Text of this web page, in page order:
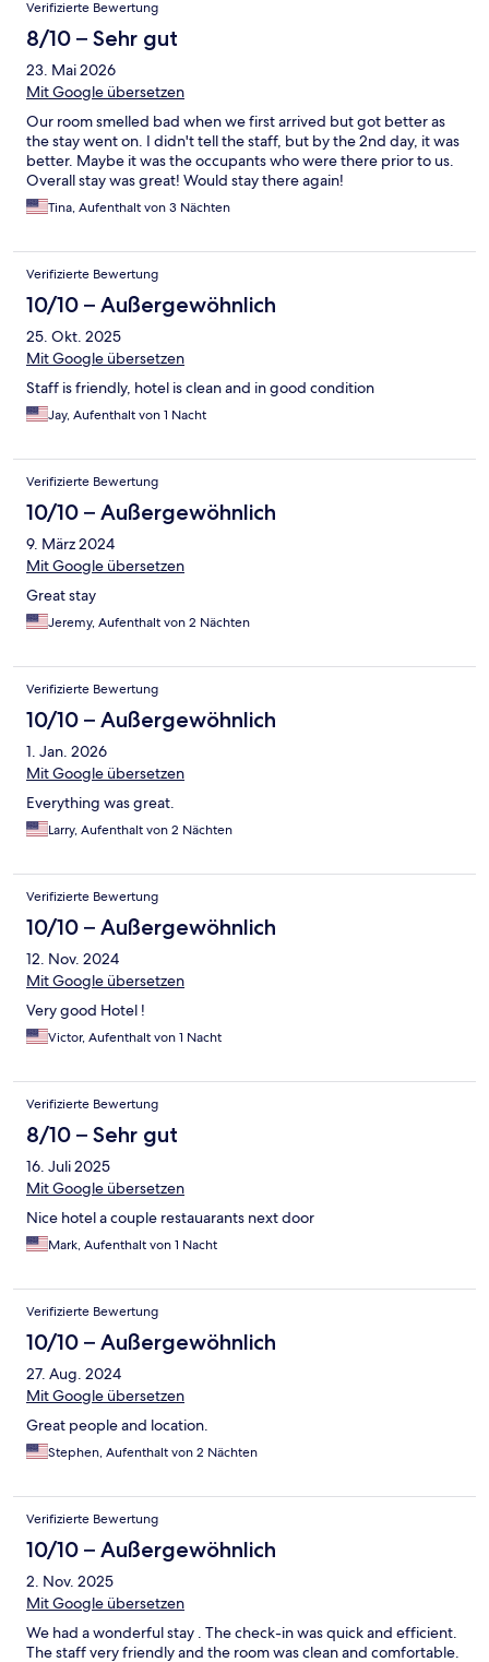
Verifizierte Bewertung
8/10 – Sehr gut
23. Mai 2026
Mit Google übersetzen
Our room smelled bad when we first arrived but got better as
the stay went on. I didn't tell the staff, but by the 2nd day, it was
better. Maybe it was the occupants who were there prior to us.
Overall stay was great! Would stay there again!
Tina, Aufenthalt von 3 Nächten
Verifizierte Bewertung
10/10 – Außergewöhnlich
25. Okt. 2025
Mit Google übersetzen
Staff is friendly, hotel is clean and in good condition
Jay, Aufenthalt von 1 Nacht
Verifizierte Bewertung
10/10 – Außergewöhnlich
9. März 2024
Mit Google übersetzen
Great stay
Jeremy, Aufenthalt von 2 Nächten
Verifizierte Bewertung
10/10 – Außergewöhnlich
1. Jan. 2026
Mit Google übersetzen
Everything was great.
Larry, Aufenthalt von 2 Nächten
Verifizierte Bewertung
10/10 – Außergewöhnlich
12. Nov. 2024
Mit Google übersetzen
Very good Hotel !
Victor, Aufenthalt von 1 Nacht
Verifizierte Bewertung
8/10 – Sehr gut
16. Juli 2025
Mit Google übersetzen
Nice hotel a couple restauarants next door
Mark, Aufenthalt von 1 Nacht
Verifizierte Bewertung
10/10 – Außergewöhnlich
27. Aug. 2024
Mit Google übersetzen
Great people and location.
Stephen, Aufenthalt von 2 Nächten
Verifizierte Bewertung
10/10 – Außergewöhnlich
2. Nov. 2025
Mit Google übersetzen
We had a wonderful stay . The check-in was quick and efficient.
The staff very friendly and the room was clean and comfortable.